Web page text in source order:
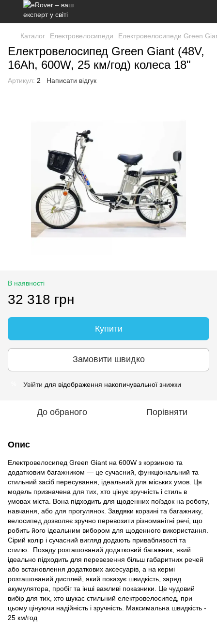
Каталог Електровелосипеди Електровелосипеди Green
Електровелосипед Green Giant (48V,
16Ah, 600W, 25 км/год) колеса 18"
Артикул: 2 Написати відгук
В наявності
32 318 грн
Купити
Замовити швидко
Увійти для відображення накопичувальної знижки
До обраного Порівняти
Опис
Електровелосипед Green Giant на 600W з корзиною та
додатковим багажником — це сучасний, функціональний та
стильний засіб пересування, ідеальний для міських умов. Ця
модель призначена для тих, хто цінує зручність і стиль в
умовах міста. Вона підходить для щоденних поїздок на роботу,
навчання, або для прогулянок. Завдяки корзині та багажнику,
велосипед дозволяє зручно перевозити різноманітні речі, що
робить його ідеальним вибором для щоденного використання.
Сірий колір і сучасний вигляд додають привабливості та
стилю. Позаду розташований додатковий багажник, який
ідеально підходить для перевезення більш габаритних речей
або встановлення додаткових аксесуарів, а на кермі
розташований дисплей, який показує швидкість, заряд
акумулятора, пробіг та інші важливі показники. Це чудовий
вибір для тих, хто шукає стильний електровелосипед, при
цьому цінуючи надійність і зручність. Максимальна швидкість -
25 км/год